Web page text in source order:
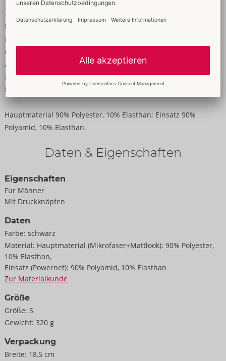
Abnehmbares Brustharness
Mit stylischem Brustharness!
Longsleeve im Mattlook, mit stilsicherem Powernet-Einsatz in
der Front, der die Muskeln durchscheinen lässt. Das
abknöpfbare Brustharness setzt schöne und exklusive Details
für den Betrachter, genau wie verführerische Einladungen, die
Lust auf mehr machen.
Hauptmaterial 90% Polyester, 10% Elasthan; Einsatz 90%
Polyamid, 10% Elasthan.
Daten & Eigenschaften
Eigenschaften
Für Männer
Mit Druckknöpfen
Daten
Farbe: schwarz
Material: Hauptmaterial (Mikrofaser+Mattlook): 90% Polyester,
10% Elasthan,
Einsatz (Powernet): 90% Polyamid, 10% Elasthan
Zur Materialkunde
Größe
Größe: S
Gewicht: 320 g
Verpackung
Breite: 18,5 cm